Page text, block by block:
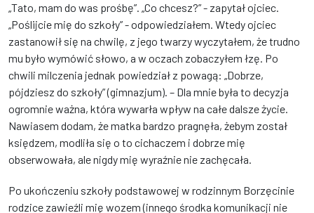
„Tato, mam do was prośbę”. „Co chcesz?” - zapytał ojciec.
„Poślijcie mię do szkoły” - odpowiedziałem. Wtedy ojciec
zastanowił się na chwilę, z jego twarzy wyczytałem, że trudno
mu było wymówić słowo, a w oczach zobaczyłem łzę. Po
chwili milczenia jednak powiedział z powagą: „Dobrze,
pójdziesz do szkoły” (gimnazjum). – Dla mnie była to decyzja
ogromnie ważna, która wywarła wpływ na całe dalsze życie.
Nawiasem dodam, że matka bardzo pragnęła, żebym został
księdzem, modliła się o to cichaczem i dobrze mię
obserwowała, ale nigdy mię wyraźnie nie zachęcała.
Po ukończeniu szkoły podstawowej w rodzinnym Borzęcinie
rodzice zawieźli mię wozem (innego środka komunikacji nie